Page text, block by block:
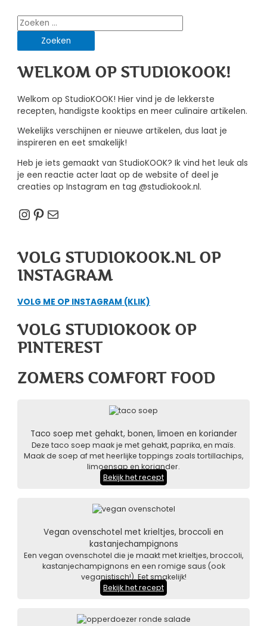
aardappeltjes,
zalm
en
Zoeken
naar:
WELKOM OP STUDIOKOOK!
Welkom op StudioKOOK! Hier vind je de lekkerste
recepten, handigste kooktips en meer culinaire artikelen.
Wekelijks verschijnen er nieuwe artikelen, dus laat je
inspireren en eet smakelijk!
Heb je iets gemaakt van StudioKOOK? Ik vind het leuk als
je een reactie acter laat op de website of deel je
creaties op Instagram en tag @studiokook.nl.
Instagram
Pinterest
E-mail
VOLG STUDIOKOOK.NL OP
INSTAGRAM
VOLG ME OP INSTAGRAM (KLIK)
VOLG STUDIOKOOK OP
PINTEREST
ZOMERS COMFORT FOOD
Taco soep met gehakt, bonen, limoen en koriander
Deze taco soep maak je met gehakt, paprika, en maïs.
Maak de soep af met heerlijke toppings zoals tortillachips,
limoensap en koriander.
Bekijk het recept
Vegan ovenschotel met krieltjes, broccoli en
kastanjechampignons
Een vegan ovenschotel die je maakt met krieltjes, broccoli,
kastanjechampignons en een romige saus (ook
veganistisch!). Eet smakelijk!
Bekijk het recept